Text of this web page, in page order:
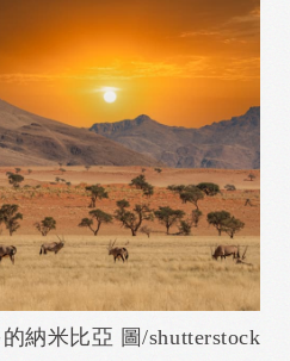
納米比亞 圖/shutterstock